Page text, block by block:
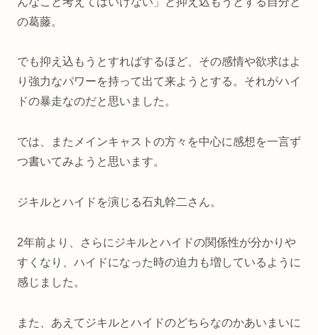
の葛藤。
でも抑え込もうとすればするほど、その感情や欲求はよ
り強力なパワーを持って出て来ようとする。それがハイ
ドの暴走なのだと思いました。
では、またメインキャストの方々を中心に感想を一言ず
つ書いてみようと思います。
ジキルとハイドを演じる石丸幹二さん。
2年前より、さらにジキルとハイドの関係性が分かりや
すくなり、ハイドになった時の迫力も増しているように
感じました。
また、あえてジキルとハイドのどちらなのかあいまいに